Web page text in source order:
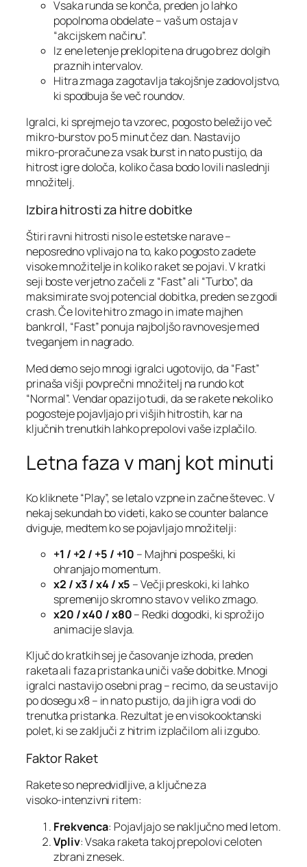
Vsaka runda se konča, preden jo lahko
popolnoma obdelate – vaš um ostaja v
“akcijskem načinu”.
Iz ene letenje preklopite na drugo brez dolgih
praznih intervalov.
Hitra zmaga zagotavlja takojšnje zadovoljstvo,
ki spodbuja še več roundov.
Igralci, ki sprejmejo ta vzorec, pogosto beležijo več
mikro‑burstov po 5 minut čez dan. Nastavijo
mikro‑proračune za vsak burst in nato pustijo, da
hitrost igre določa, koliko časa bodo lovili naslednji
množitelj.
Izbira hitrosti za hitre dobitke
Štiri ravni hitrosti niso le estetske narave –
neposredno vplivajo na to, kako pogosto zadete
visoke množitelje in koliko raket se pojavi. V kratki
seji boste verjetno začeli z “Fast” ali “Turbo”, da
maksimirate svoj potencial dobitka, preden se zgodi
crash. Če lovite hitro zmago in imate majhen
bankroll, “Fast” ponuja najboljšo ravnovesje med
tveganjem in nagrado.
Med demo sejo mnogi igralci ugotovijo, da “Fast”
prinaša višji povprečni množitelj na rundo kot
“Normal”. Vendar opazijo tudi, da se rakete nekoliko
pogosteje pojavljajo pri višjih hitrostih, kar na
ključnih trenutkih lahko prepolovi vaše izplačilo.
Letna faza v manj kot minuti
Ko kliknete “Play”, se letalo vzpne in začne števec. V
nekaj sekundah bo videti, kako se counter balance
dviguje, medtem ko se pojavljajo množitelji:
+1 / +2 / +5 / +10 – Majhni pospeški, ki
ohranjajo momentum.
x2 / x3 / x4 / x5 – Večji preskoki, ki lahko
spremenijo skromno stavo v veliko zmago.
x20 / x40 / x80– Redki dogodki, ki sprožijo
animacije slavja.
Ključ do kratkih sej je časovanje izhoda, preden
raketa ali faza pristanka uniči vaše dobitke. Mnogi
igralci nastavijo osebni prag – recimo, da se ustavijo
po dosegu x8 – in nato pustijo, da jih igra vodi do
trenutka pristanka. Rezultat je en visokooktanski
polet, ki se zaključi z hitrim izplačilom ali izgubo.
Faktor Raket
Rakete so nepredvidljive, a ključne za
visoko‑intenzivni ritem:
Frekvenca: Pojavljajo se naključno med letom.
Vpliv: Vsaka raketa takoj prepolovi celoten
zbrani znesek.